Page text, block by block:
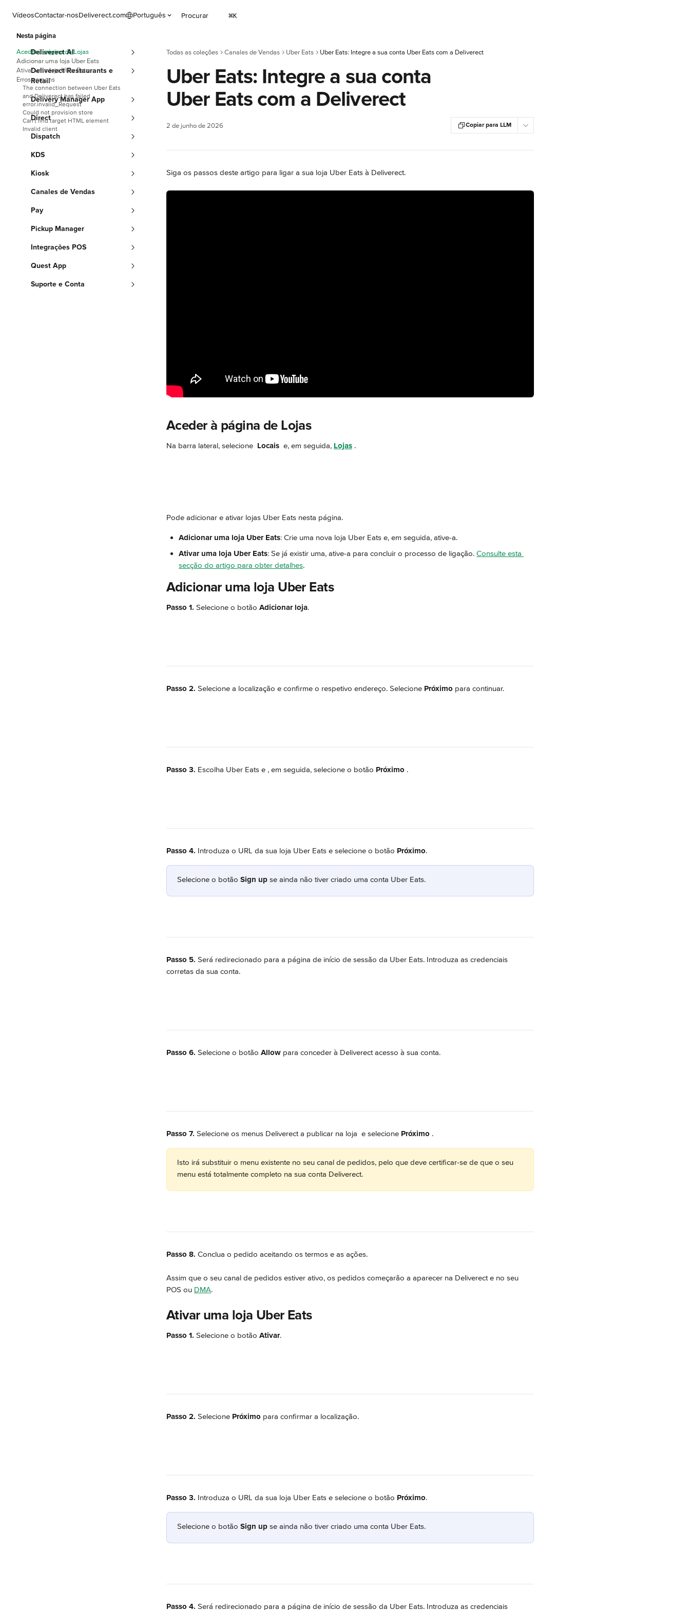
VídeosContactar-nosDeliverect.com Português Procurar ⌘K
Deliverect AI
Deliverect Restaurants e
Retail
Delivery Manager App
Direct
Dispatch
KDS
Kiosk
Canales de Vendas
Pay
Pickup Manager
Integrações POS
Quest App
Suporte e Conta
Todas as coleções Canales de Vendas Uber Eats Uber Eats: Integre a sua conta Uber Eats com a Deliverect
Uber Eats: Integre a sua conta
Uber Eats com a Deliverect
2 de junho de 2026 Copiar para LLM
Siga os passos deste artigo para ligar a sua loja Uber Eats à Deliverect.
Aceder à página de Lojas
Na barra lateral, selecione Locais e, em seguida, Lojas .
Pode adicionar e ativar lojas Uber Eats nesta página.
Adicionar uma loja Uber Eats: Crie uma nova loja Uber Eats e, em seguida, ative-a.
Ativar uma loja Uber Eats: Se já existir uma, ative-a para concluir o processo de ligação. Consulte esta
secção do artigo para obter detalhes.
Adicionar uma loja Uber Eats
Passo 1. Selecione o botão Adicionar loja.
Passo 2. Selecione a localização e confirme o respetivo endereço. Selecione Próximo para continuar.
Passo 3. Escolha Uber Eats e , em seguida, selecione o botão Próximo .
Passo 4. Introduza o URL da sua loja Uber Eats e selecione o botão Próximo.
Selecione o botão Sign up se ainda não tiver criado uma conta Uber Eats.
Passo 5. Será redirecionado para a página de início de sessão da Uber Eats. Introduza as credenciais
corretas da sua conta.
Passo 6. Selecione o botão Allow para conceder à Deliverect acesso à sua conta.
Passo 7. Selecione os menus Deliverect a publicar na loja e selecione Próximo .
Isto irá substituir o menu existente no seu canal de pedidos, pelo que deve certificar-se de que o seu
menu está totalmente completo na sua conta Deliverect.
Passo 8. Conclua o pedido aceitando os termos e as ações.
Assim que o seu canal de pedidos estiver ativo, os pedidos começarão a aparecer na Deliverect e no seu
POS ou DMA.
Ativar uma loja Uber Eats
Passo 1. Selecione o botão Ativar.
Passo 2. Selecione Próximo para confirmar a localização.
Passo 3. Introduza o URL da sua loja Uber Eats e selecione o botão Próximo.
Selecione o botão Sign up se ainda não tiver criado uma conta Uber Eats.
Passo 4. Será redirecionado para a página de início de sessão da Uber Eats. Introduza as credenciais
Nesta página
Aceder à página de Lojas
Adicionar uma loja Uber Eats
Ativar uma loja Uber Eats
Erros comuns
The connection between Uber Eats
and Deliverect has failed
error.invalid_Request
Could not provision store
Can't find target HTML element
Invalid client